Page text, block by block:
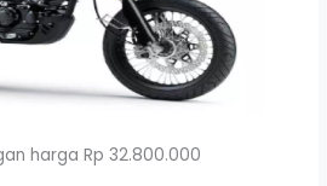
harga Rp 32.800.000